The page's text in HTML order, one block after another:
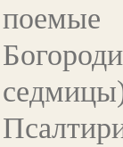
поемые